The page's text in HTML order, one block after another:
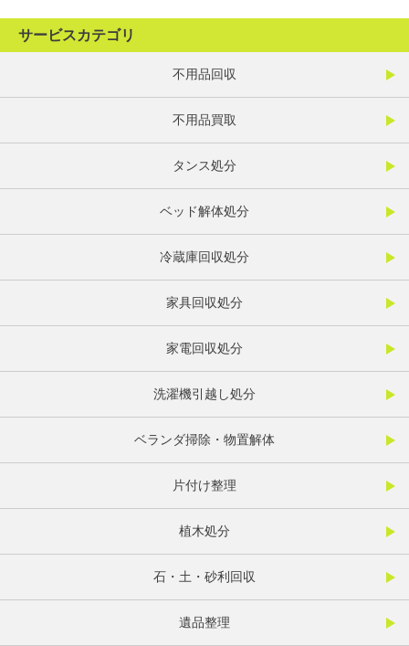
サービスカテゴリ
不用品回収
不用品買取
タンス処分
ベッド解体処分
冷蔵庫回収処分
家具回収処分
家電回収処分
洗濯機引越し処分
ベランダ掃除・物置解体
片付け整理
植木処分
石・土・砂利回収
遺品整理